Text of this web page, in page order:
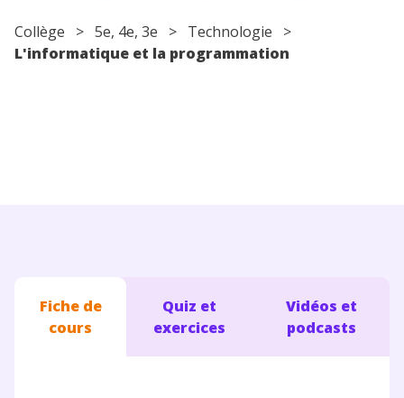
Collège > 5e, 4e, 3e > Technologie >
L'informatique et la programmation
Fiche de
cours
Quiz et
exercices
Vidéos et
podcasts